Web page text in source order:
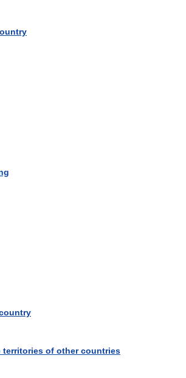
territories of other countries